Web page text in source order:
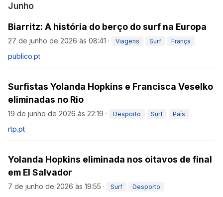
Junho
Biarritz: A história do berço do surf na Europa
27 de junho de 2026 às 08:41 · Viagens Surf França
publico.pt
Surfistas Yolanda Hopkins e Francisca Veselko
eliminadas no Rio
19 de junho de 2026 às 22:19 · Desporto Surf País
rtp.pt
Yolanda Hopkins eliminada nos oitavos de final
em El Salvador
7 de junho de 2026 às 19:55 · Surf Desporto